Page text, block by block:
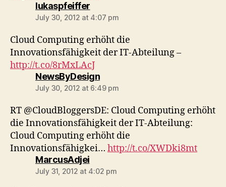
lukaspfeiffersays:
July 30, 2012 at 4:07 pm
Cloud Computing erhöht die
Innovationsfähigkeit der IT-Abteilung –
http://t.co/8rMxLAcJ
NewsByDesignsays:
July 30, 2012 at 6:49 pm
RT @CloudBloggersDE: Cloud Computing erhöht
die Innovationsfähigkeit der IT-Abteilung:
Cloud Computing erhöht die
Innovationsfähigkei… http://t.co/XWDki8mt
MarcusAdjeisays:
July 31, 2012 at 4:02 pm